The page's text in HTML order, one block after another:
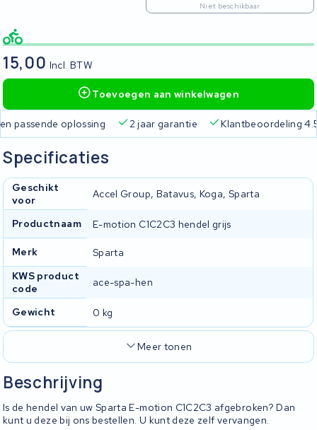
Niet beschikbaar
15,00 Incl. BTW
Toevoegen aan winkelwagen
oplossing 2 jaar garantie Klantbeoordeling 4.5/5
Beschrijving
Is de hendel van uw Sparta E-motion C1C2C3 afgebroken? Dan
kunt u deze bij ons bestellen. U kunt deze zelf vervangen.
Specificaties
Geschikt
voor
Accel Group, Batavus, Koga, Sparta
Productnaam E-motion C1C2C3 hendel grijs
Merk
Sparta
KWS product
code
ace-spa-hen
Gewicht 0 kg
Meer tonen